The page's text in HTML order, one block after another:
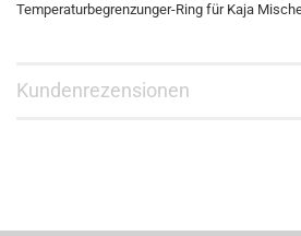
Temperaturbegrenzunger-Ring für Kaja
Kundenrezensionen